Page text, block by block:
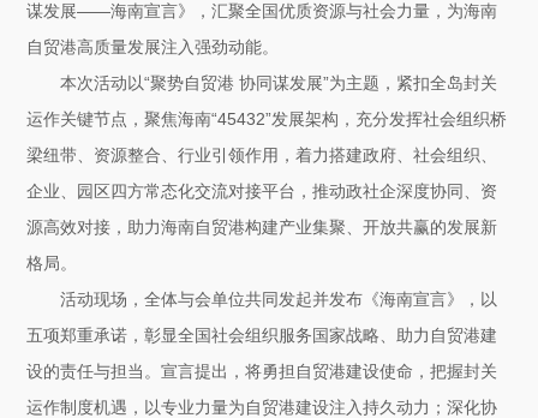
谋发展——海南宣言》，汇聚全国优质资源与社会力量，为海南
自贸港高质量发展注入强劲动能。
本次活动以“聚势自贸港 协同谋发展”为主题，紧扣全岛封关
运作关键节点，聚焦海南“45432”发展架构，充分发挥社会组织桥
梁纽带、资源整合、行业引领作用，着力搭建政府、社会组织、
企业、园区四方常态化交流对接平台，推动政社企深度协同、资
源高效对接，助力海南自贸港构建产业集聚、开放共赢的发展新
格局。
活动现场，全体与会单位共同发起并发布《海南宣言》，以
五项郑重承诺，彰显全国社会组织服务国家战略、助力自贸港建
设的责任与担当。宣言提出，将勇担自贸港建设使命，把握封关
运作制度机遇，以专业力量为自贸港建设注入持久动力；深化协